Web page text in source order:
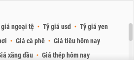
giá ngoại tệ Tỷ giá usd
Tỷ giá yen
Giá cà phê
Giá tiêu hôm nay
xăng dầu Giá thép hôm nay